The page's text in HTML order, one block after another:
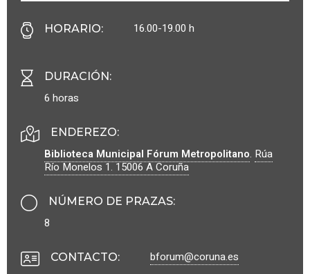
HORARIO: 16.00-19.00 h
DURACIÓN:
6 horas
ENDEREZO:
Biblioteca Municipal Fórum Metropolitano. Rúa
Río Monelos 1.15006A Coruña
NÚMERO DE PRAZAS:
8
CONTACTO:
bforum@coruna.es